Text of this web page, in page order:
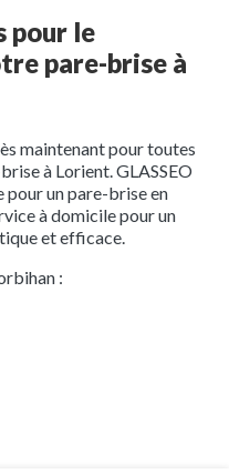
pour le
pare-brise à
maintenant pour toutes
à Lorient. GLASSEO
un pare-brise en
à domicile pour un
et efficace.
: